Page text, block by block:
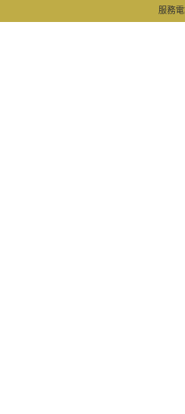
服務